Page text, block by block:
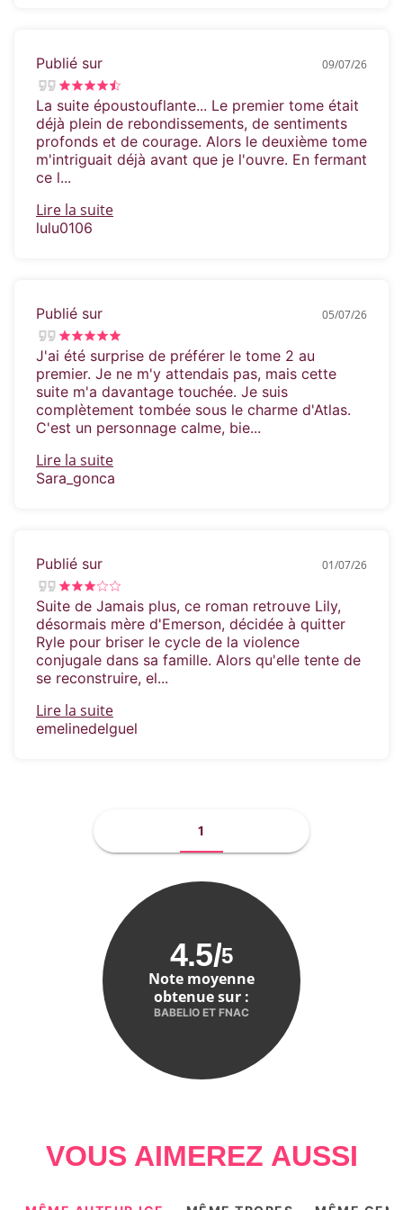
Publié sur 09/07/26
La suite époustouflante... Le premier tome était
déjà plein de rebondissements, de sentiments
profonds et de courage. Alors le deuxième tome
m'intriguait déjà avant que je l'ouvre. En fermant
ce l...
Lire la suite
lulu0106
Publié sur 05/07/26
J'ai été surprise de préférer le tome 2 au
premier. Je ne m'y attendais pas, mais cette
suite m'a davantage touchée. Je suis
complètement tombée sous le charme d'Atlas.
C'est un personnage calme, bie...
Lire la suite
Sara_gonca
Publié sur 01/07/26
Suite de Jamais plus, ce roman retrouve Lily,
désormais mère d'Emerson, décidée à quitter
Ryle pour briser le cycle de la violence
conjugale dans sa famille. Alors qu'elle tente de
se reconstruire, el...
Lire la suite
emelinedelguel
1
4.5/5
Note moyenne
obtenue sur :
BABELIO ET FNAC
VOUS AIMEREZ AUSSI